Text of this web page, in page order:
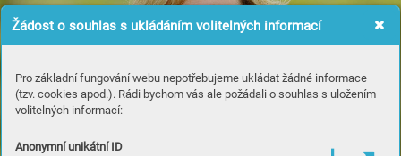
Žádost o souhlas s ukládáním volitelných informací
Pro základní fungování webu nepotřebujeme ukládat žádné informace
(tzv. cookies apod.). Rádi bychom vás ale požádali o souhlas s uložením
volitelných informací:
Anonymní unikátní ID